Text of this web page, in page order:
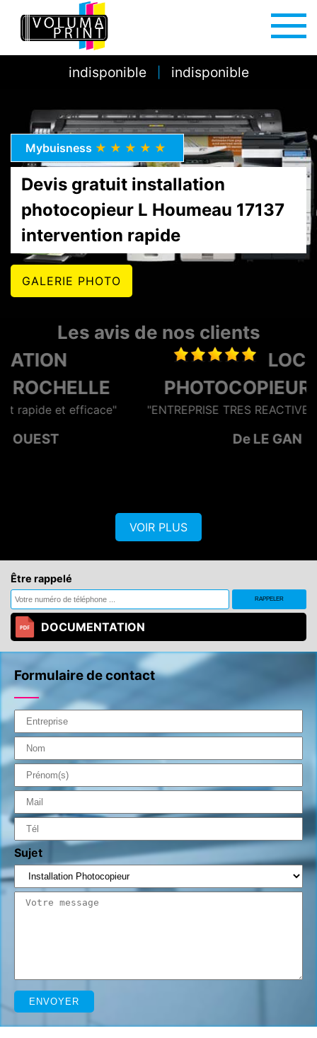
indisponible indisponible
Mybuisness ★★★★★
Devis gratuit installation
photocopieur L Houmeau 17137
intervention rapide
GALERIE PHOTO
Les avis de nos clients
LOCATION
PHOTOCOPIEUR NIORT
"ENTREPRISE TRES REACTIVE ET EFFICACE"
VOIR PLUS
Être rappelé
DOCUMENTATION
Formulaire de contact
Sujet